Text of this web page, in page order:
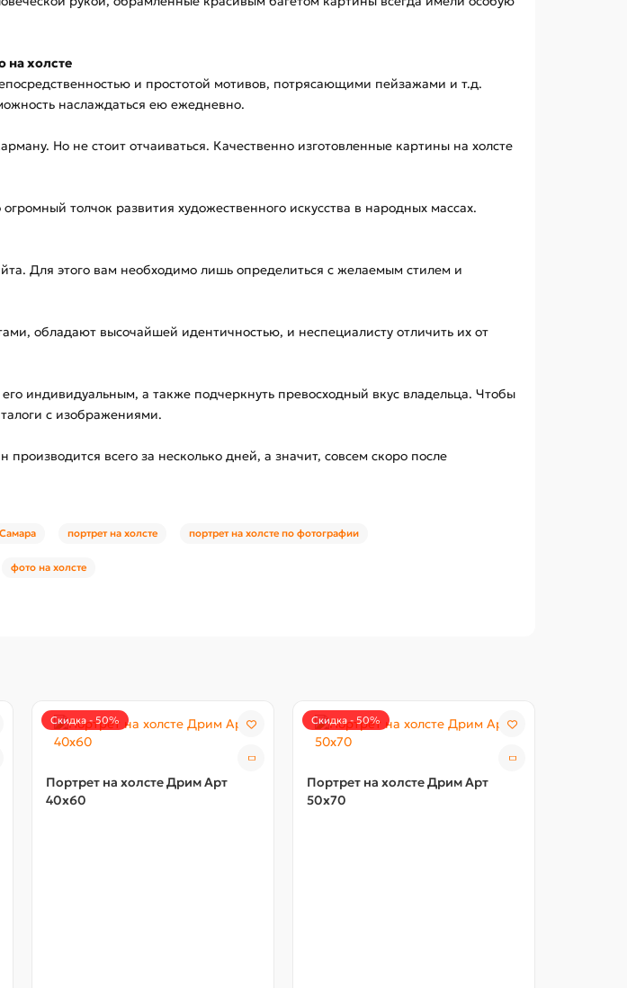
на холсте
и простотой мотивов, потрясающими пейзажами и т.д.
наслаждаться ею ежедневно.
Но не стоит отчаиваться. Качественно изготовленные картины на холсте
толчок развития художественного искусства в народных массах.
Для этого вам необходимо лишь определиться с желаемым стилем и
обладают высочайшей идентичностью, и неспециалисту отличить их от
индивидуальным, а также подчеркнуть превосходный вкус владельца. Чтобы
с изображениями.
всего за несколько дней, а значит, совсем скоро после
портрет на холсте портрет на холсте по фотографии
фото на холсте
Скидка - 50%
Портрет на холсте Дрим Арт
40x60
Скидка - 50%
Портрет на холсте Дрим Арт
50x70